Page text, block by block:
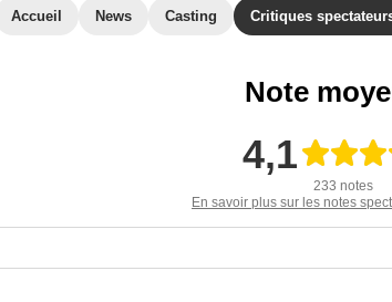
Accueil News Casting Critiques
Note
4,1
233 notes
En savoir plus sur les notes